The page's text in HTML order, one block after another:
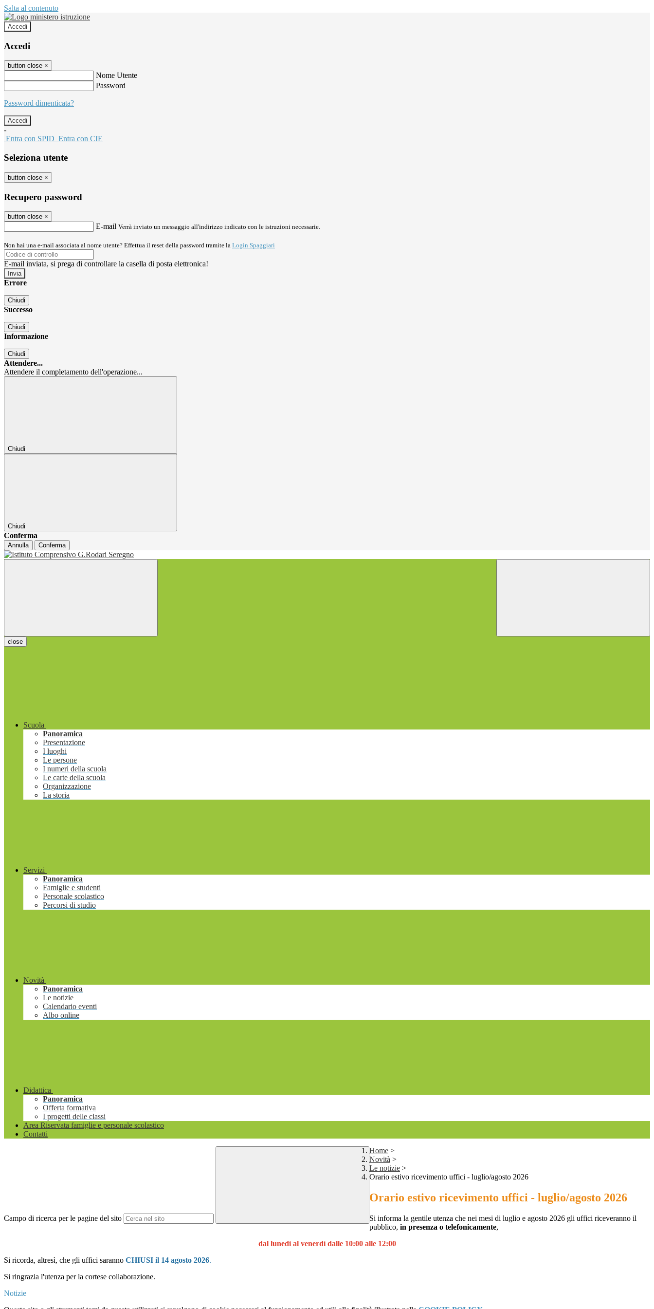
Salta al contenuto
Accedi
Accedi
button close ×
Nome Utente
Password
Password dimenticata?
-
Entra con SPID Entra con CIE
Seleziona utente
button close ×
Recupero password
button close ×
E-mail Verrà inviato un messaggio all'indirizzo indicato con le istruzioni necessarie.
Non hai una e-mail associata al nome utente? Effettua il reset della password tramite la Login Spaggiari
E-mail inviata, si prega di controllare la casella di posta elettronica!
Errore
Chiudi
Successo
Chiudi
Informazione
Chiudi
Attendere...
Attendere il completamento dell'operazione...
Chiudi
Chiudi
Conferma
Annulla Conferma
close
Scuola
Panoramica
Presentazione
I luoghi
Le persone
I numeri della scuola
Le carte della scuola
Organizzazione
La storia
Servizi
Panoramica
Famiglie e studenti
Personale scolastico
Percorsi di studio
Novità
Panoramica
Le notizie
Calendario eventi
Albo online
Didattica
Panoramica
Offerta formativa
I progetti delle classi
Area Riservata famiglie e personale scolastico
Contatti
Campo di ricerca per le pagine del sito
Home >
Novità >
Le notizie >
Orario estivo ricevimento uffici - luglio/agosto 2026
Orario estivo ricevimento uffici - luglio/agosto 2026
Si informa la gentile utenza che nei mesi di luglio e agosto 2026 gli uffici riceveranno il
pubblico, in presenza o telefonicamente,
dal lunedì al venerdì dalle 10:00 alle 12:00
Si ricorda, altresì, che gli uffici saranno CHIUSI il 14 agosto 2026.
Si ringrazia l'utenza per la cortese collaborazione.
Notizie